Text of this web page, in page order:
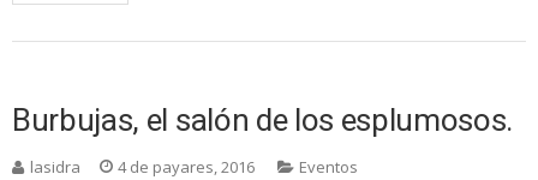
Burbujas, el salón de los esplumosos.
lasidra 4 de payares, 2016 Eventos